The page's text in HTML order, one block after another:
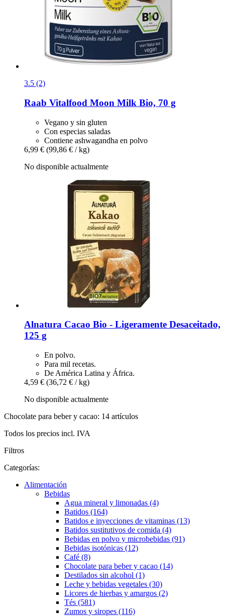
3.5 (2)
Raab Vitalfood Moon Milk Bio, 70 g
Vegano y sin gluten
Con especias saladas
Contiene ashwagandha en polvo
6,99 € (99,86 € / kg)
No disponible actualmente
Alnatura Cacao Bio -​ Ligeramente Desaceitado,
125 g
En polvo.
Para mil recetas.
De América Latina y África.
4,59 € (36,72 € / kg)
No disponible actualmente
Chocolate para beber y cacao: 14 artículos
Todos los precios incl. IVA
Filtros
Categorías:
Alimentación
Bebidas
Agua mineral y limonadas (4)
Batidos (164)
Batidos e inyecciones de vitaminas (13)
Batidos sustitutivos de comida (4)
Bebidas en polvo y microbebidas (91)
Bebidas isotónicas (12)
Café (8)
Chocolate para beber y cacao (14)
Destilados sin alcohol (1)
Leche y bebidas vegetales (30)
Licores de hierbas y amargos (2)
Tés (581)
Zumos y siropes (116)